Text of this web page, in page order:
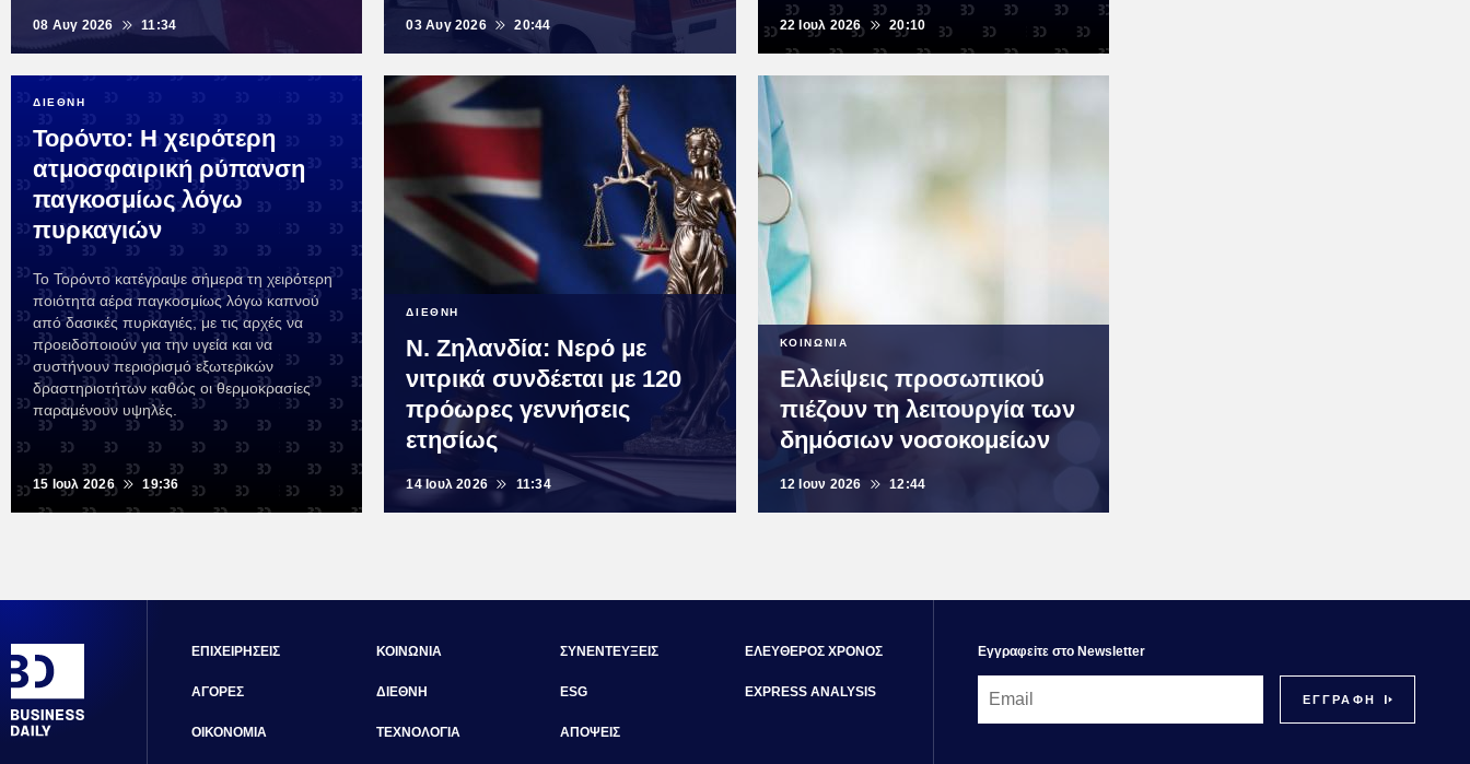
08 Αυγ 2026 11:34 03 Αυγ 2026 20:44 22 Ιουλ 2026 20:10
ΔΙΕΘΝΗ
Τορόντο: Η χειρότερη
ατμοσφαιρική ρύπανση
παγκοσμίως λόγω
πυρκαγιών
Το Τορόντο κατέγραψε σήμερα τη χειρότερη
ποιότητα αέρα παγκοσμίως λόγω καπνού
από δασικές πυρκαγιές, με τις αρχές να
προειδοποιούν για την υγεία και να
συστήνουν περιορισμό εξωτερικών
δραστηριοτήτων καθώς οι θερμοκρασίες
παραμένουν υψηλές.
15 Ιουλ 2026 19:36
ΔΙΕΘΝΗ
Ν. Ζηλανδία: Νερό με
νιτρικά συνδέεται με 120
πρόωρες γεννήσεις
ετησίως
14 Ιουλ 2026 11:34
ΚΟΙΝΩΝΙΑ
Ελλείψεις προσωπικού
πιέζουν τη λειτουργία των
δημόσιων νοσοκομείων
12 Ιουν 2026 12:44
ΕΠΙΧΕΙΡΗΣΕΙΣ
ΑΓΟΡΕΣ
ΟΙΚΟΝΟΜΙΑ
ΚΟΙΝΩΝΙΑ
ΔΙΕΘΝΗ
ΤΕΧΝΟΛΟΓΙΑ
ΣΥΝΕΝΤΕΥΞΕΙΣ
ESG
ΑΠΟΨΕΙΣ
ΕΛΕΥΘΕΡΟΣ ΧΡΟΝΟΣ
EXPRESS ANALYSIS
Εγγραφεiτε στο Newsletter